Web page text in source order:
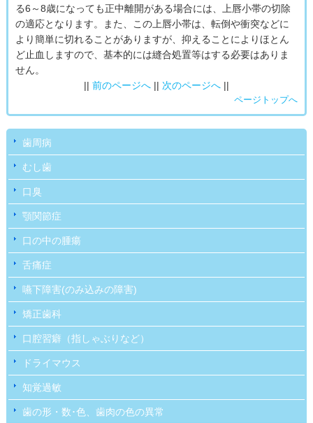
歯周病
むし歯
口臭
顎関節症
口の中の腫瘍
舌痛症
嚥下障害(のみ込みの障害)
矯正歯科
口腔習癖（指しゃぶりなど）
ドライマウス
知覚過敏
歯の形・数･色、歯肉の色の異常
る6～8歳になっても正中離開がある場合には、上唇小帯の切除
の適応となります。また、この上唇小帯は、転倒や衝突などに
より簡単に切れることがありますが、抑えることによりほとん
ど止血しますので、基本的には縫合処置等はする必要はありま
せん。
|| 前のページへ|| 次のページへ||
ページトップへ